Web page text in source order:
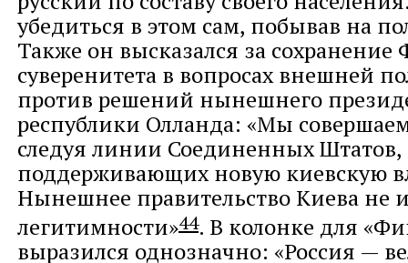
убедиться в этом сам, побывав на
Также он высказался за
суверенитета в вопросах внешней
против решений нынешнего
республики Олланда: «Мы
следуя линии Соединенных Штатов,
поддерживающих новую киевскую
Нынешнее правительство Киева не
легитимности»44. В колонке для
выразился однозначно: «Россия —